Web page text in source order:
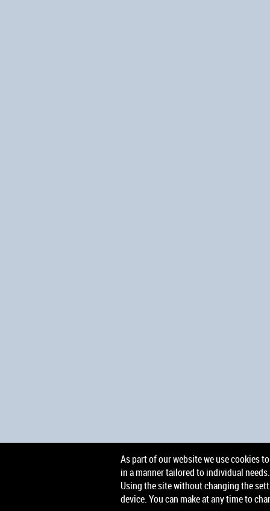
As part of our website we use cookies
in a manner tailored to individual needs.
Using the site without changing the
device. You can make at any time to